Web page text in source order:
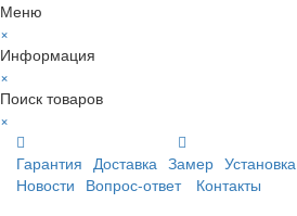
Меню
×
Информация
×
Поиск товаров
×
Гарантия Доставка Замер Установка
Новости Вопрос-ответ Контакты